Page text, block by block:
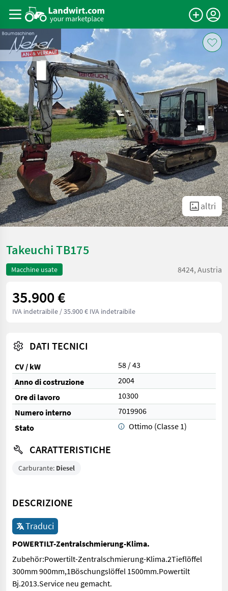
altri
Takeuchi TB175
Macchine usate 8424, Austria
35.900 €
IVA indetraibile / 35.900 € IVA indetraibile
DATI TECNICI
CV / kW
58 / 43
Anno di costruzione
2004
Ore di lavoro
10300
Numero interno
7019906
Stato
Ottimo (Classe 1)
CARATTERISTICHE
Carburante: Diesel
DESCRIZIONE
Traduci
POWERTILT-Zentralschmierung-Klima.
Zubehör:Powertilt-Zentralschmierung-Klima.2Tieflöffel
300mm 900mm,1Böschungslöffel 1500mm.Powertilt
Bj.2013.Service neu gemacht.